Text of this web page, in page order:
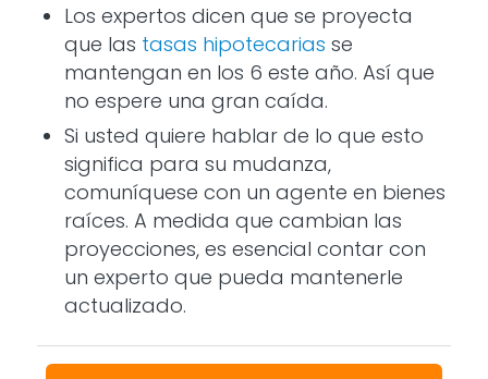
Los expertos dicen que se proyecta
que las tasas hipotecarias se
mantengan en los 6 este año. Así que
no espere una gran caída.
Si usted quiere hablar de lo que esto
significa para su mudanza,
comuníquese con un agente en bienes
raíces. A medida que cambian las
proyecciones, es esencial contar con
un experto que pueda mantenerle
actualizado.